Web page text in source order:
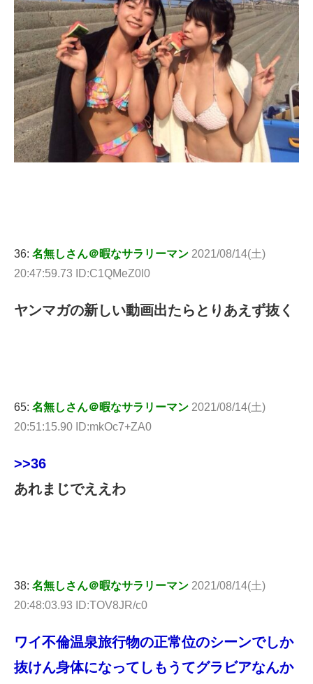
36: 名無しさん＠暇なサラリーマン 2021/08/14(土)
20:47:59.73 ID:C1QMeZ0l0
ヤンマガの新しい動画出たらとりあえず抜く
65: 名無しさん＠暇なサラリーマン 2021/08/14(土)
20:51:15.90 ID:mkOc7+ZA0
>>36
あれまじでええわ
38: 名無しさん＠暇なサラリーマン 2021/08/14(土)
20:48:03.93 ID:TOV8JR/c0
ワイ不倫温泉旅行物の正常位のシーンでしか
抜けん身体になってしもうてグラビアなんか